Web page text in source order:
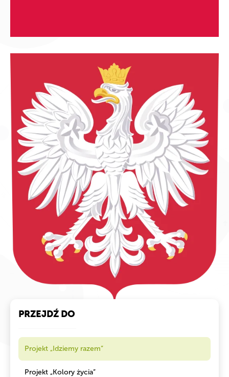
PRZEJDŹ DO
Projekt „Idziemy razem”
Projekt „Kolory życia”